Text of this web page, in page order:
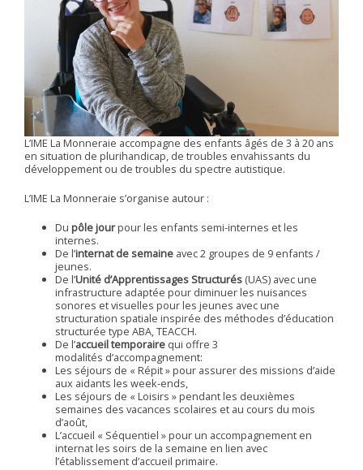
L’IME La Monneraie accompagne des enfants âgés de 3 à 20 ans
en situation de plurihandicap, de troubles envahissants du
développement ou de troubles du spectre autistique.
L’IME La Monneraie s’organise autour :
Dupôle jourpour les enfants semi-internes et les
internes.
De l’internat de semaine avec 2 groupes de 9 enfants /
jeunes.
De l’Unité d’Apprentissages Structurés (UAS) avec une
infrastructure adaptée pour diminuer les nuisances
sonores et visuelles pour les jeunes avec une
structuration spatiale inspirée des méthodes d’éducation
structurée type ABA, TEACCH.
De l’accueil temporaire qui offre 3
modalités d’accompagnement:
Les séjours de « Répit » pour assurer des missions d’aide
aux aidants les week-ends,
Les séjours de « Loisirs » pendant les deuxièmes
semaines des vacances scolaires et au cours du mois
d’août,
L’accueil « Séquentiel » pour un accompagnement en
internat les soirs de la semaine en lien avec
l’établissement d’accueil primaire.